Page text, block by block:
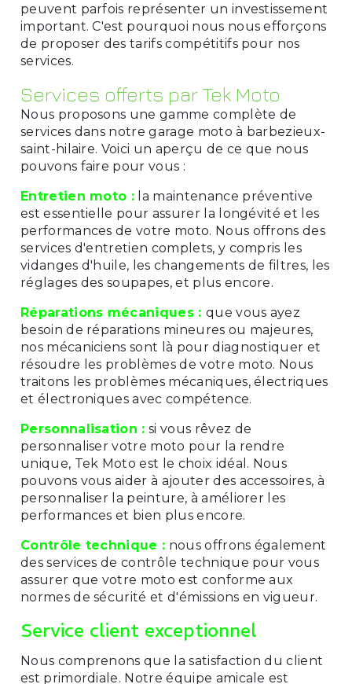
peuvent parfois représenter un investissement
important. C'est pourquoi nous nous efforçons
de proposer des tarifs compétitifs pour nos
services.
Services offerts par Tek Moto
Nous proposons une gamme complète de
services dans notre garage moto à barbezieux-
saint-hilaire. Voici un aperçu de ce que nous
pouvons faire pour vous :
Entretien moto : la maintenance préventive
est essentielle pour assurer la longévité et les
performances de votre moto. Nous offrons des
services d'entretien complets, y compris les
vidanges d'huile, les changements de filtres, les
réglages des soupapes, et plus encore.
Réparations mécaniques : que vous ayez
besoin de réparations mineures ou majeures,
nos mécaniciens sont là pour diagnostiquer et
résoudre les problèmes de votre moto. Nous
traitons les problèmes mécaniques, électriques
et électroniques avec compétence.
Personnalisation : si vous rêvez de
personnaliser votre moto pour la rendre
unique, Tek Moto est le choix idéal. Nous
pouvons vous aider à ajouter des accessoires, à
personnaliser la peinture, à améliorer les
performances et bien plus encore.
Contrôle technique : nous offrons également
des services de contrôle technique pour vous
assurer que votre moto est conforme aux
normes de sécurité et d'émissions en vigueur.
Service client exceptionnel
Nous comprenons que la satisfaction du client
est primordiale. Notre équipe amicale est